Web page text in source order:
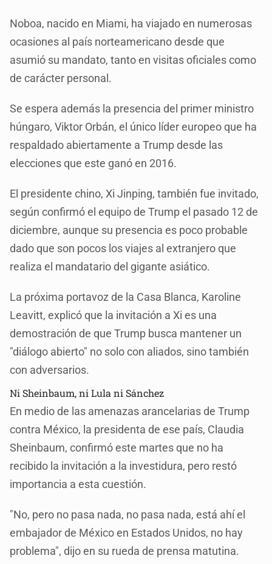
Noboa, nacido en Miami, ha viajado en numerosas
ocasiones al país norteamericano desde que
asumió su mandato, tanto en visitas oficiales como
de carácter personal.
Se espera además la presencia del primer ministro
húngaro, Viktor Orbán, el único líder europeo que ha
respaldado abiertamente a Trump desde las
elecciones que este ganó en 2016.
El presidente chino, Xi Jinping, también fue invitado,
según confirmó el equipo de Trump el pasado 12 de
diciembre, aunque su presencia es poco probable
dado que son pocos los viajes al extranjero que
realiza el mandatario del gigante asiático.
La próxima portavoz de la Casa Blanca, Karoline
Leavitt, explicó que la invitación a Xi es una
demostración de que Trump busca mantener un
"diálogo abierto" no solo con aliados, sino también
con adversarios.
Ni Sheinbaum, ni Lula ni Sánchez
En medio de las amenazas arancelarias de Trump
contra México, la presidenta de ese país, Claudia
Sheinbaum, confirmó este martes que no ha
recibido la invitación a la investidura, pero restó
importancia a esta cuestión.
"No, pero no pasa nada, no pasa nada, está ahí el
embajador de México en Estados Unidos, no hay
problema", dijo en su rueda de prensa matutina.